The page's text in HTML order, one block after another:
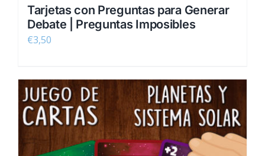
Tarjetas con Preguntas para Generar
Debate | Preguntas Imposibles
€3,50